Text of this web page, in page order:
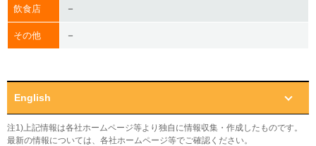
飲食店 －
その他 －
English
注1)上記情報は各社ホームページ等より独自に情報収集・作成したものです。
最新の情報については、各社ホームページ等でご確認ください。